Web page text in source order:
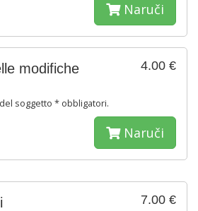
Naruči
4.00 €
modifiche
soggetto * obbligatori.
Naruči
7.00 €